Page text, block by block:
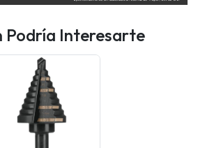
Podría Interesarte